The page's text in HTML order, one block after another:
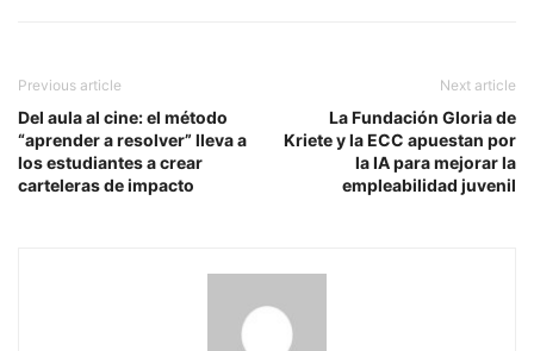
Previous article
Del aula al cine: el método
“aprender a resolver” lleva a
los estudiantes a crear
carteleras de impacto
Next article
La Fundación Gloria de
Kriete y la ECC apuestan por
la IA para mejorar la
empleabilidad juvenil